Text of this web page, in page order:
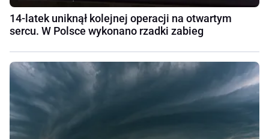
14-latek uniknął kolejnej operacji na otwartym
sercu. W Polsce wykonano rzadki zabieg